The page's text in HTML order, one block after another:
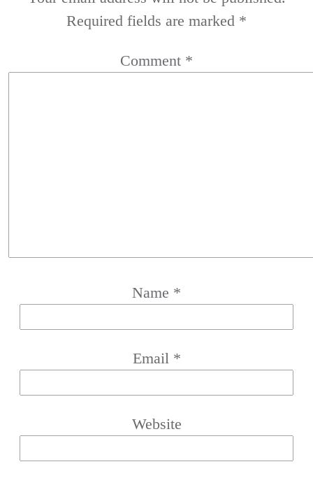
Required fields are marked *
Comment *
Name *
Email *
Website